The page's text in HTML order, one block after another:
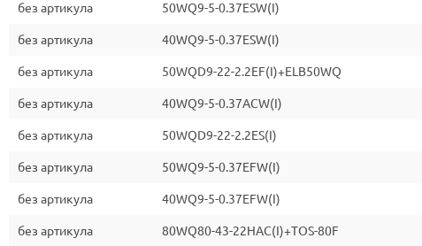
без артикула 50WQ9-5-0.37ESW(I)
без артикула 40WQ9-5-0.37ESW(I)
без артикула 50WQD9-22-2.2EF(I)+ELB50WQ
без артикула 40WQ9-5-0.37ACW(I)
без артикула 50WQD9-22-2.2ES(I)
без артикула 50WQ9-5-0.37EFW(I)
без артикула 40WQ9-5-0.37EFW(I)
без артикула 80WQ80-43-22HAC(I)+TOS-80F